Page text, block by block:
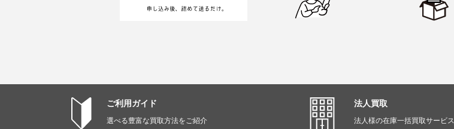
ご利用ガイド
選べる豊富な買取方法をご紹介
法人買取
法人様の在庫一括買取サービス